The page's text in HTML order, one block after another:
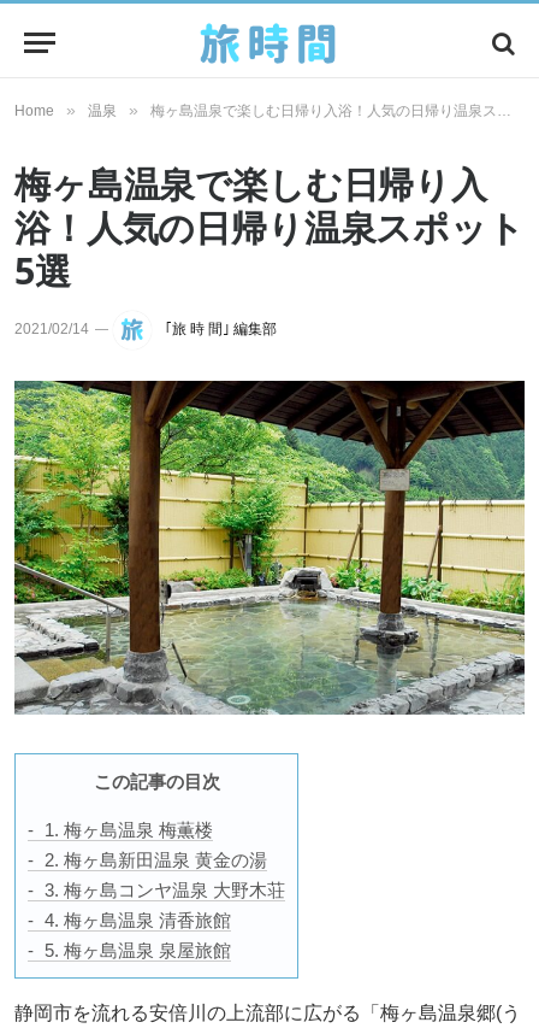
Home » 温泉 » 梅ヶ島温泉で楽しむ日帰り入浴！人気の日帰り温泉スポット5選
梅ヶ島温泉で楽しむ日帰り入
浴！人気の日帰り温泉スポット
5選
2021/02/14 ｢旅 時 間｣ 編集部
この記事の目次
1. 梅ヶ島温泉 梅薫楼
2. 梅ヶ島新田温泉 黄金の湯
3. 梅ヶ島コンヤ温泉 大野木荘
4. 梅ヶ島温泉 清香旅館
5. 梅ヶ島温泉 泉屋旅館
静岡市を流れる安倍川の上流部に広がる「梅ヶ島温泉郷(う